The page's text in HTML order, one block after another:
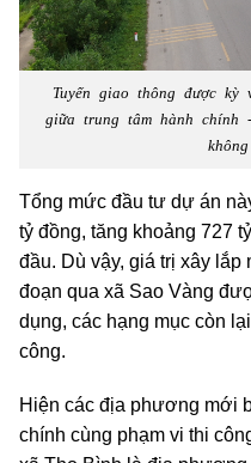
Tuyến giao thông được
giữa trung tâm hành chính
Tổng mức đầu tư dự án
tỷ đồng, tăng khoảng 727
đầu. Dù vậy, giá trị xây
đoạn qua xã Sao Vàng
dụng, các hạng mục còn
công.
Hiện các địa phương mới
chính cùng phạm vi thi